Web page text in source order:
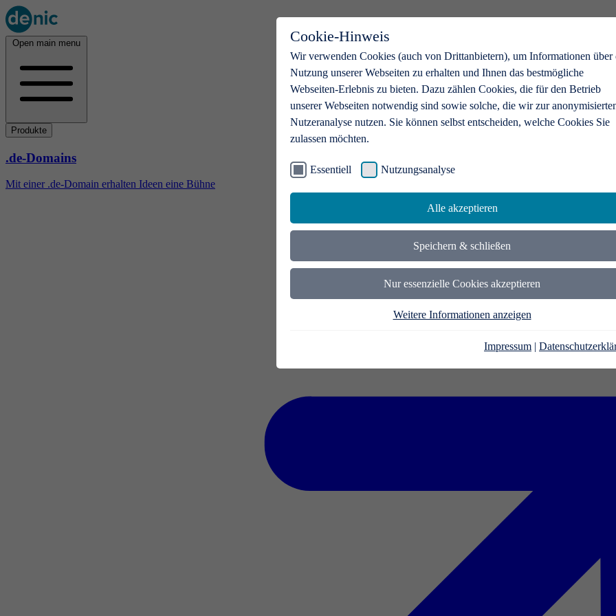
Cookie-Hinweis
Wir verwenden Cookies (auch von Drittanbietern), um Informationen über
Nutzung unserer Webseiten zu erhalten und Ihnen das bestmögliche
Webseiten-Erlebnis zu bieten. Dazu zählen Cookies, die für den Betrieb
unserer Webseiten notwendig sind sowie solche, die wir zur
Nutzeranalyse nutzen. Sie können selbst entscheiden, welche Cookies Sie
zulassen möchten.
Essentiell Nutzungsanalyse
Alle akzeptieren
Speichern & schließen
Nur essenzielle Cookies akzeptieren
Weitere Informationen anzeigen
Impressum |
Open main menu
Produkte
.de-Domains
Mit einer .de-Domain erhalten Ideen eine Bühne